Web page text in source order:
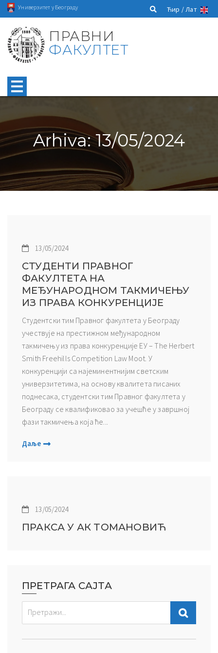
Универзитет у Београду Ћир /Лат
ПРАВНИ
ФАКУЛТЕТ
Arhiva: 13/05/2024
13/05/2024
СТУДЕНТИ ПРАВНОГ
ФАКУЛТЕТА НА
МЕЂУНАРОДНОМ ТАКМИЧЕЊУ
ИЗ ПРАВА КОНКУРЕНЦИЈЕ
Студентски тим Правног факултета у Београду
учествује на престижном међународном
такмичењу из права конкуренције ЕУ – The Herbert
Smith Freehills Competition Law Moot. У
конкуренцији са најеминентнијим светским
универзитетима, на основу квалитета писаних
поднесака, студентски тим Правног факултета у
Београду се квалификовао за учешће у завршној
фази такмичења која ће...
Даље
13/05/2024
ПРАКСА У АК ТОМАНОВИЋ
ПРЕТРАГА САЈТА